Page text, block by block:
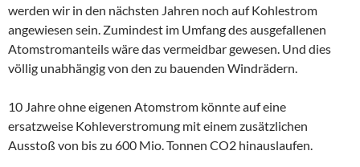
werden wir in den nächsten Jahren noch auf Kohlestrom
angewiesen sein. Zumindest im Umfang des ausgefallenen
Atomstromanteils wäre das vermeidbar gewesen. Und dies
völlig unabhängig von den zu bauenden Windrädern.
10 Jahre ohne eigenen Atomstrom könnte auf eine
ersatzweise Kohleverstromung mit einem zusätzlichen
Ausstoß von bis zu 600 Mio. Tonnen CO2 hinauslaufen.